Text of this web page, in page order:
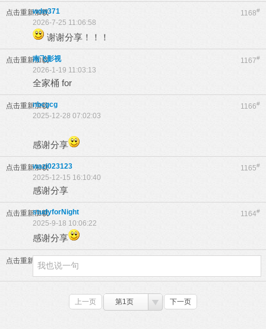
点击重新加载 1168#
wdw371
2026-7-25 11:06:58
谢谢分享！！！
点击重新加载 1167#
南飞影视
2026-1-19 11:03:13
全家桶 for
点击重新加载 1166#
nbcgcg
2025-12-28 07:02:03
感谢分享
点击重新加载 1165#
wazi023123
2025-12-15 16:10:40
感谢分享
点击重新加载 1164#
studyforNight
2025-9-18 10:06:22
感谢分享
点击重新加载
上一页 第1页 下一页